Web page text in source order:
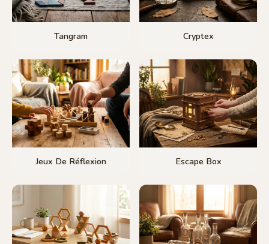
Tangram Cryptex
Jeux De Réflexion Escape Box